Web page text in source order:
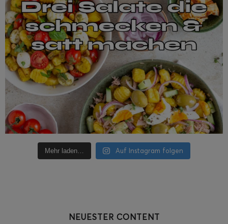
Mehr laden… Auf Instagram folgen
NEUESTER CONTENT